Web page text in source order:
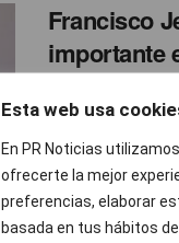
Esta web usa
En PR Noticias
ofrecerte la mejor
preferencias, elaborar
basada en tus hábitos
Francisco
importante
honestidad
por Carleth Morales
Estrategos ha
España en “Los
otorga